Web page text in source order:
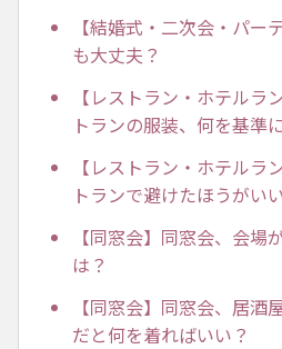
【結婚式・二次会・パー
も大丈夫？
【レストラン・ホテルラ
トランの服装、何を基準
【レストラン・ホテルラ
トランで避けたほうがい
【同窓会】同窓会、会場
は？
【同窓会】同窓会、居酒
だと何を着ればいい？